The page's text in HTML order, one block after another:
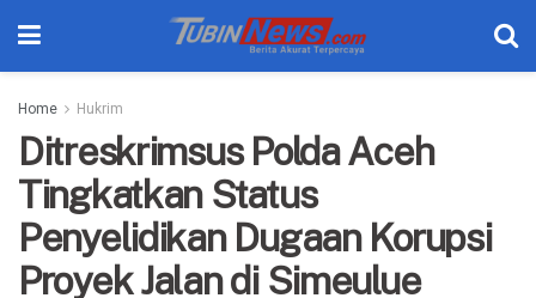
Home Hukrim
Ditreskrimsus Polda Aceh
Tingkatkan Status
Penyelidikan Dugaan Korupsi
Proyek Jalan di Simeulue